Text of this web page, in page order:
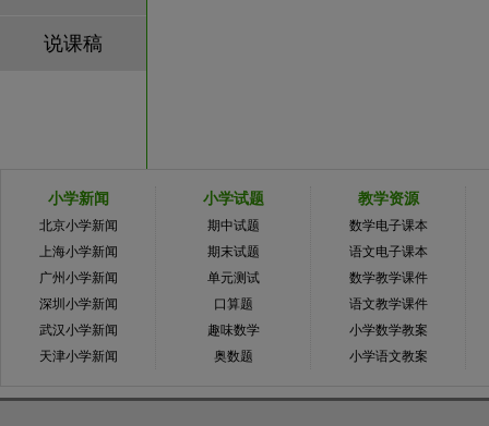
说课稿
小学新闻
北京小学新闻
上海小学新闻
广州小学新闻
深圳小学新闻
武汉小学新闻
天津小学新闻
小学试题
期中试题
期末试题
单元测试
口算题
趣味数学
奥数题
教学资源
数学电子课本
语文电子课本
数学教学课件
语文教学课件
小学数学教案
小学语文教案